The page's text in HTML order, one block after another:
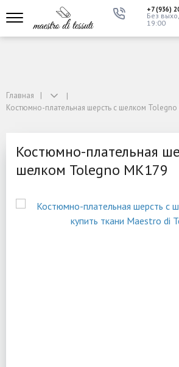
+7 (936)
Без
19:00
Главная
Костюмно-плательная шерсть с шелком Tolegno
Костюмно-плательная
шелком Tolegno MK179